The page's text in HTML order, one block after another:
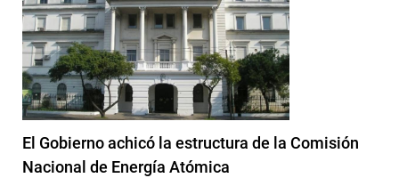
El Gobierno achicó la estructura de la Comisión
Nacional de Energía Atómica